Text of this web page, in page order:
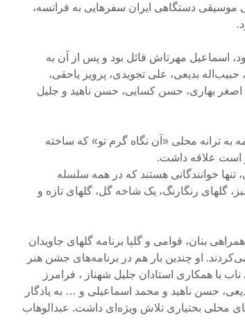
موسیقی دستگاهی ایران سفرهایی به فرانسه،
اسماعیل مهرتاش قائل بود و پس از آن به
بدیعی، علی تجویدی، پرویز یاحقی،
اصغر بهاری، حسن کسایی، حسن ناهید و جلیل
به ترانه محلی «آن نگاه گرم تو» که ساخته
است علاقه داشت.
تنها خوانندگانی هستند که در همه سلسله
گلهای رنگارنگ، یک شاخه گل، گلهای تازه و
بنان، قوامی و گلپا برنامه گلهای جاویدان
او چندین بار هم در برنامه‌های جشن هنر
با همکاری استادان جلیل شهناز ، فرامرز
حسن ناهید و محمد اسماعیلی و … به یادگار
محلی بختیاری تلاش ویژه‌ای داشت. عبدالوهاب